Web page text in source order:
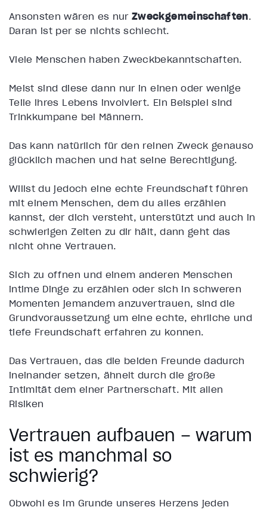
Ansonsten wären es nurZweckgemeinschaften.
Daran ist per se nichts schlecht.
Viele Menschen haben Zweckbekanntschaften.
Meist sind diese dann nur in einen oder wenige
Teile ihres Lebens involviert. Ein Beispiel sind
Trinkkumpane bei Männern.
Das kann natürlich für den reinen Zweck genauso
glücklich machen und hat seine Berechtigung.
Willst du jedoch eine echte Freundschaft führen
mit einem Menschen, dem du alles erzählen
kannst, der dich versteht, unterstützt und auch in
schwierigen Zeiten zu dir hält, dann geht das
nicht ohne Vertrauen.
Sich zu öffnen und einem anderen Menschen
intime Dinge zu erzählen oder sich in schweren
Momenten jemandem anzuvertrauen, sind die
Grundvoraussetzung um eine echte, ehrliche und
tiefe Freundschaft erfahren zu können.
Das Vertrauen, das die beiden Freunde dadurch
ineinander setzen, ähnelt durch die große
Intimität dem einer Partnerschaft. Mit allen
Risiken
Vertrauen aufbauen – warum
ist es manchmal so
schwierig?
Obwohl es im Grunde unseres Herzens jeden